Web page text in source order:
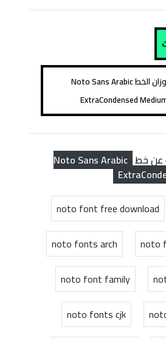
البحث عن أوزان الخط Noto Sans Arabic
ExtraCondensed
عن خط Noto Sans Arabic
noto font free download
noto
noto fonts arch
noto font family
noto fonts cjk